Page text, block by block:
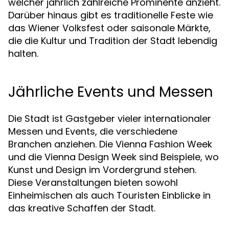
Darüber hinaus gibt es traditionelle Feste wie
das Wiener Volksfest oder saisonale Märkte,
die die Kultur und Tradition der Stadt lebendig
halten.
Jährliche Events und Messen
Die Stadt ist Gastgeber vieler internationaler
Messen und Events, die verschiedene
Branchen anziehen. Die Vienna Fashion Week
und die Vienna Design Week sind Beispiele, wo
Kunst und Design im Vordergrund stehen.
Diese Veranstaltungen bieten sowohl
Einheimischen als auch Touristen Einblicke in
das kreative Schaffen der Stadt.